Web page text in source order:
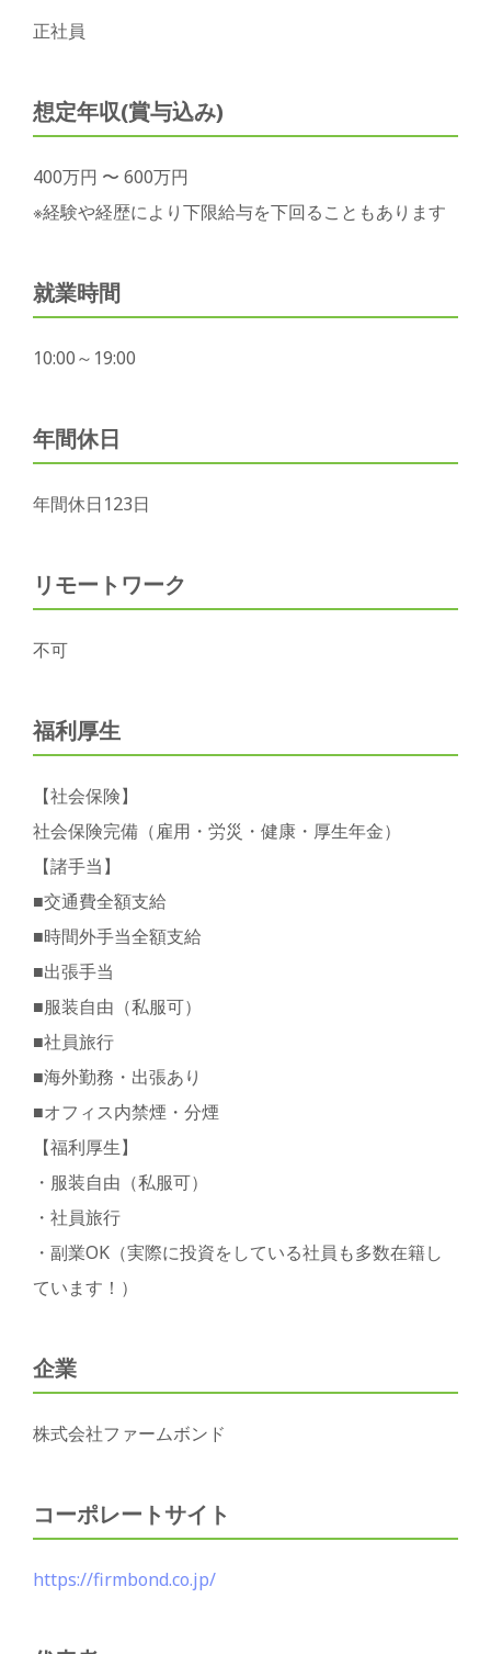
正社員
想定年収(賞与込み)
400万円 〜 600万円
※経験や経歴により下限給与を下回ることもあります
就業時間
10:00～19:00
年間休日
年間休日123日
リモートワーク
不可
福利厚生
【社会保険】
社会保険完備（雇用・労災・健康・厚生年金）
【諸手当】
■交通費全額支給
■時間外手当全額支給
■出張手当
■服装自由（私服可）
■社員旅行
■海外勤務・出張あり
■オフィス内禁煙・分煙
【福利厚生】
・服装自由（私服可）
・社員旅行
・副業OK（実際に投資をしている社員も多数在籍し
ています！）
企業
株式会社ファームボンド
コーポレートサイト
https://firmbond.co.jp/